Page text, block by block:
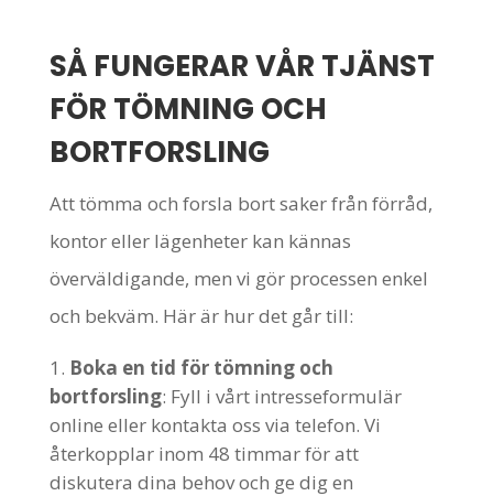
SÅ FUNGERAR VÅR TJÄNST
FÖR TÖMNING OCH
BORTFORSLING
Att tömma och forsla bort saker från förråd,
kontor eller lägenheter kan kännas
överväldigande, men vi gör processen enkel
och bekväm. Här är hur det går till:
Boka en tid för tömning och
bortforsling: Fyll i vårt intresseformulär
online eller kontakta oss via telefon. Vi
återkopplar inom 48 timmar för att
diskutera dina behov och ge dig en